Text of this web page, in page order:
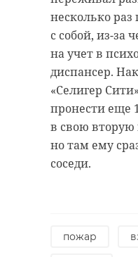
несколько
с собой, из-за
на учет в
диспансер.
«Селигер
пронести еще
в свою вторую
но там ему
соседи.
пожар